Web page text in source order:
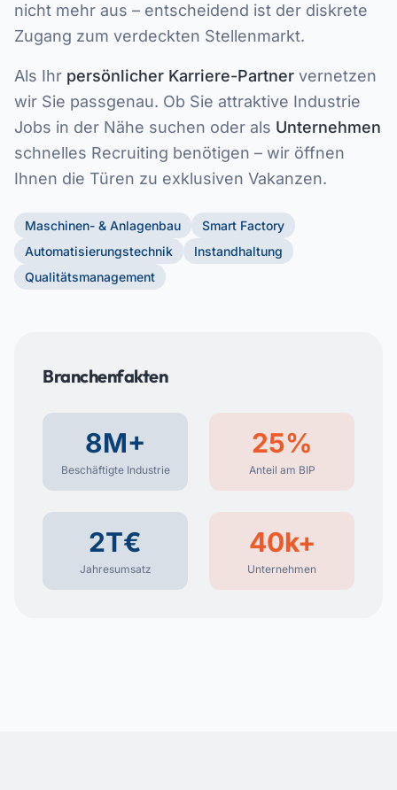
nicht mehr aus – entscheidend ist der diskrete
Zugang zum verdeckten Stellenmarkt.
Als Ihr persönlicher Karriere-Partner vernetzen
wir Sie passgenau. Ob Sie attraktive Industrie
Jobs in der Nähe suchen oder als Unternehmen
schnelles Recruiting benötigen – wir öffnen
Ihnen die Türen zu exklusiven Vakanzen.
Maschinen- & Anlagenbau
Smart Factory
Automatisierungstechnik
Instandhaltung
Qualitätsmanagement
Branchenfakten
8M+
Beschäftigte Industrie
25%
Anteil am BIP
2T€
Jahresumsatz
40k+
Unternehmen